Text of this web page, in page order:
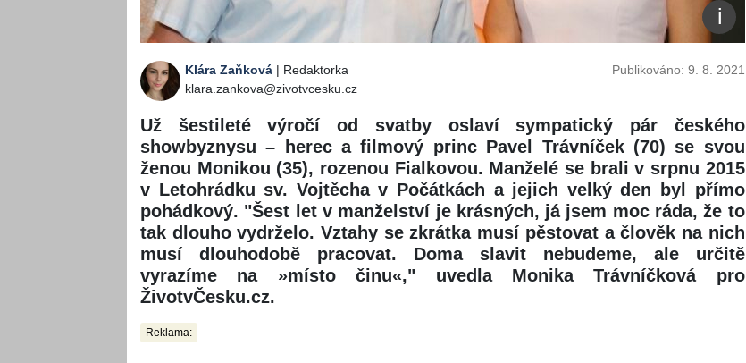
Klára Zaňková | Redaktorka
klara.zankova@zivotvcesku.cz
Publikováno: 9. 8. 2021
Už šestileté výročí od svatby oslaví sympatický pár českého
showbyznysu – herec a filmový princ Pavel Trávníček (70) se svou
ženou Monikou (35), rozenou Fialkovou. Manželé se brali v srpnu 2015
v Letohrádku sv. Vojtěcha v Počátkách a jejich velký den byl přímo
pohádkový. "Šest let v manželství je krásných, já jsem moc ráda, že to
tak dlouho vydrželo. Vztahy se zkrátka musí pěstovat a člověk na nich
musí dlouhodobě pracovat. Doma slavit nebudeme, ale určitě
vyrazíme na »místo činu«," uvedla Monika Trávníčková pro
ŽivotvČesku.cz.
Reklama: